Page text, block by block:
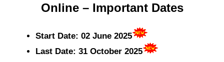
Online – Important Dates
Start Date: 02 June 2025
Last Date: 31 October 2025